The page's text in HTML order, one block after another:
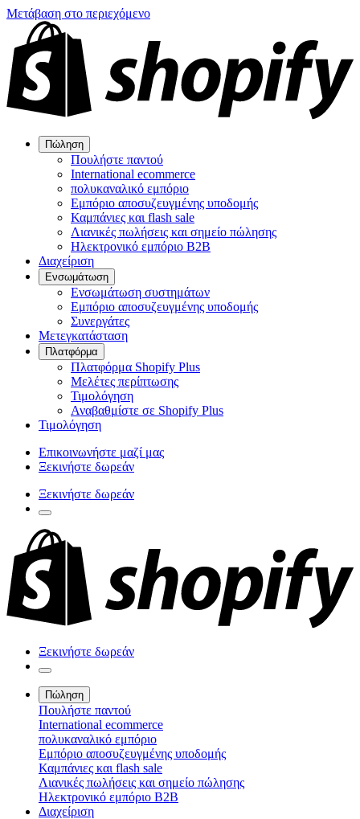
Μετάβαση στο περιεχόμενο
Πώληση
Πουλήστε παντού
International ecommerce
πολυκαναλικό εμπόριο
Εμπόριο αποσυζευγμένης υποδομής
Καμπάνιες και flash sale
Λιανικές πωλήσεις και σημείο πώλησης
Ηλεκτρονικό εμπόριο B2B
Διαχείριση
Ενσωμάτωση
Ενσωμάτωση συστημάτων
Εμπόριο αποσυζευγμένης υποδομής
Συνεργάτες
Μετεγκατάσταση
Πλατφόρμα
Πλατφόρμα Shopify Plus
Μελέτες περίπτωσης
Τιμολόγηση
Αναβαθμίστε σε Shopify Plus
Τιμολόγηση
Επικοινωνήστε μαζί μας
Ξεκινήστε δωρεάν
Ξεκινήστε δωρεάν
Ξεκινήστε δωρεάν
Πώληση
Πουλήστε παντού
International ecommerce
πολυκαναλικό εμπόριο
Εμπόριο αποσυζευγμένης υποδομής
Καμπάνιες και flash sale
Λιανικές πωλήσεις και σημείο πώλησης
Ηλεκτρονικό εμπόριο B2B
Διαχείριση